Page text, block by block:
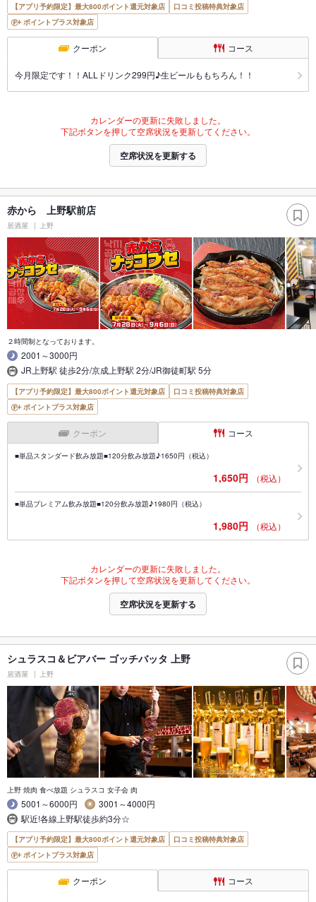
【アプリ予約限定】最大800ポイント還元対象店
口コミ投稿特典対象店
ポイントプラス対象店
クーポン コース
今月限定です！！ALLドリンク299円♪生ビールももちろん！！
カレンダーの更新に失敗しました。
下記ボタンを押して空席状況を更新してください。
空席状況を更新する
赤から 上野駅前店
居酒屋 上野
２時間制となっております。
2001～3000円
JR上野駅 徒歩2分/京成上野駅 2分/JR御徒町駅 5分
【アプリ予約限定】最大800ポイント還元対象店
口コミ投稿特典対象店
ポイントプラス対象店
クーポン コース
■単品スタンダード飲み放題■120分飲み放題♪1650円（税込）
1,650円 （税込）
■単品プレミアム飲み放題■120分飲み放題♪1980円（税込）
1,980円 （税込）
カレンダーの更新に失敗しました。
下記ボタンを押して空席状況を更新してください。
空席状況を更新する
シュラスコ＆ビアバー ゴッチバッタ 上野
居酒屋 上野
上野 焼肉 食べ放題 シュラスコ 女子会 肉
5001～6000円
3001～4000円
駅近!各線上野駅徒歩約3分☆
【アプリ予約限定】最大800ポイント還元対象店
口コミ投稿特典対象店
ポイントプラス対象店
クーポン コース